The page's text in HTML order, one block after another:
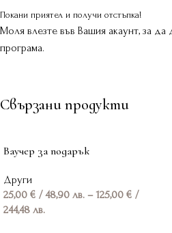
Покани приятел и получи отстъпка!
Моля влезте във Вашия акаунт, за
програма.
Свързани продукти
Ваучер за подарък
Други
25,00 € / 48,90 лв. – 125,00 € /
244,48 лв.